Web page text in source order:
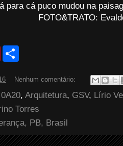
para cá puco mudou na
FOTO&TRATO:
P
e
e
s
e
Nenhum comentário:
0A20, Arquitetura, GSV, Lírio
Torres
PB, Brasil